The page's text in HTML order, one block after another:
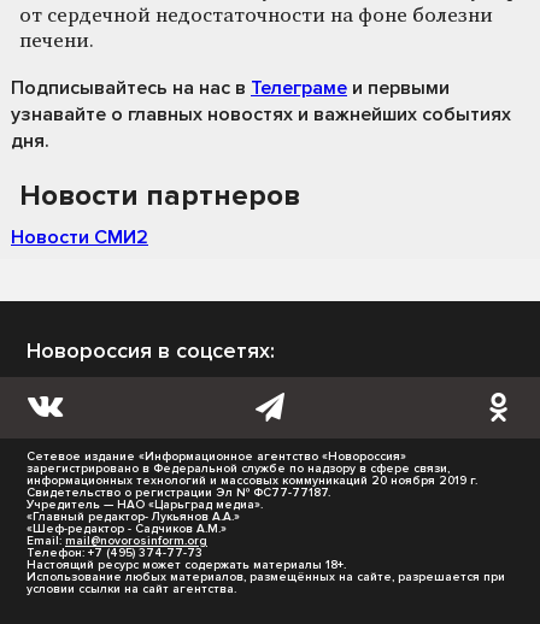
от сердечной недостаточности на фоне болезни
печени.
Подписывайтесь на нас в Телеграме и первыми
узнавайте о главных новостях и важнейших событиях
дня.
Новости партнеров
Новости СМИ2
Новороссия в соцсетях:
Сетевое издание «Информационное агентство «Новороссия»
зарегистрировано в Федеральной службе по надзору в сфере связи,
информационных технологий и массовых коммуникаций 20 ноября 2019 г.
Свидетельство о регистрации Эл № ФС77-77187.
Учредитель — НАО «Царьград медиа».
«Главный редактор- Лукьянов А.А.»
«Шеф-редактор - Садчиков А.М.»
Email: mail@novorosinform.org
Телефон: +7 (495) 374-77-73
Настоящий ресурс может содержать материалы 18+.
Использование любых материалов, размещённых на сайте, разрешается при
условии ссылки на сайт агентства.